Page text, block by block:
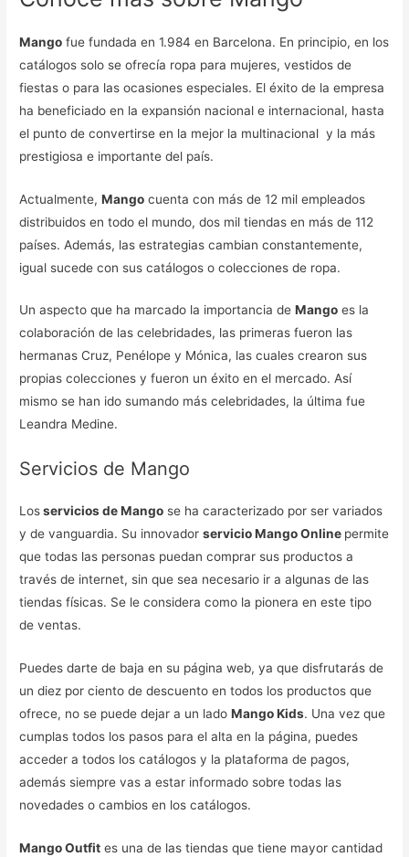
Mango fue fundada en 1.984 en Barcelona. En principio, en los
catálogos solo se ofrecía ropa para mujeres, vestidos de
fiestas o para las ocasiones especiales. El éxito de la empresa
ha beneficiado en la expansión nacional e internacional, hasta
el punto de convertirse en la mejor la multinacional y la más
prestigiosa e importante del país.
Actualmente,Mango cuenta con más de 12 mil empleados
distribuidos en todo el mundo, dos mil tiendas en más de 112
países. Además, las estrategias cambian constantemente,
igual sucede con sus catálogos o colecciones de ropa.
Un aspecto que ha marcado la importancia deMango es la
colaboración de las celebridades, las primeras fueron las
hermanas Cruz, Penélope y Mónica, las cuales crearon sus
propias colecciones y fueron un éxito en el mercado. Así
mismo se han ido sumando más celebridades, la última fue
Leandra Medine.
Servicios de Mango
Losservicios de Mango se ha caracterizado por ser variados
y de vanguardia. Su innovadorservicio Mango Online permite
que todas las personas puedan comprar sus productos a
través de internet, sin que sea necesario ir a algunas de las
tiendas físicas. Se le considera como la pionera en este tipo
de ventas.
Puedes darte de baja en su página web, ya que disfrutarás de
un diez por ciento de descuento en todos los productos que
ofrece, no se puede dejar a un ladoMango Kids. Una vez que
cumplas todos los pasos para el alta en la página, puedes
acceder a todos los catálogos y la plataforma de pagos,
además siempre vas a estar informado sobre todas las
novedades o cambios en los catálogos.
Mango Outfit es una de las tiendas que tiene mayor cantidad